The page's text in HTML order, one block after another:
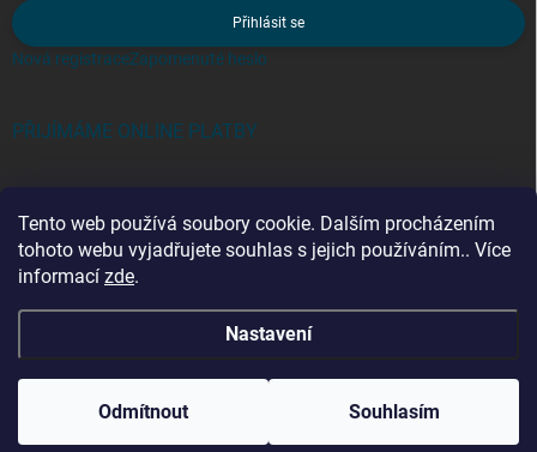
Tento web používá soubory cookie. Dalším procházením
tohoto webu vyjadřujete souhlas s jejich používáním.. Více
informací zde.
Nastavení
Odmítnout Souhlasím
Přihlásit se
Nová registraceZapomenuté heslo
PŘIJÍMÁME ONLINE PLATBY
Kategorie
Vytvořil Shoptet
Copyright 2026 . Všechna práva vyhrazena.